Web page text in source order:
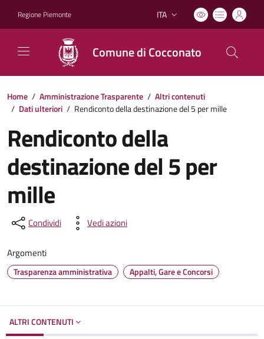
Regione Piemonte Lingua attiva:
ITA
Comune di Cocconato
Home / Amministrazione Trasparente / Altri contenuti
/ Dati ulteriori / Rendiconto della destinazione del 5 per mille
Rendiconto della
destinazione del 5 per
mille
Condividi Vedi azioni
Argomenti
Trasparenza amministrativa Appalti, Gare e Concorsi
ALTRI CONTENUTI